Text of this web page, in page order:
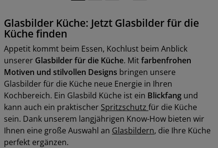
Glasbilder Küche: Jetzt Glasbilder für die
Küche finden
Appetit kommt beim Essen, Kochlust beim Anblick
unserer Glasbilder für die Küche. Mitfarbenfrohen
Motiven und stilvollen Designs bringen unsere
Glasbilder für die Küche neue Energie in Ihren
Kochbereich. Ein Glasbild Küche ist ein Blickfang und
kann auch ein praktischer Spritzschutz für die Küche
sein. Dank unserem langjährigen Know-How bieten wir
Ihnen eine große Auswahl an Glasbildern, die Ihre Küche
perfekt ergänzen.